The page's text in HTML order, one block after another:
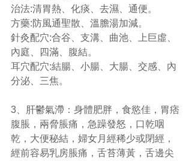
治法:清胃熱、化痰、去濕、通便。
方藥:防風通聖散、溫膽湯加減。
針灸配穴:合谷、支溝、曲池、上巨虛、
內庭、四滿、腹結。
耳穴配穴​​:結腸、小腸、大腸、交感、內
分泌、三焦。
3、肝鬱氣滯：身體肥胖，食慾佳，胃痞
腹脹，兩脅脹痛，急躁發怒，口乾咽
乾，大便秘結，婦女月經稀少或閉經，
經前容易乳房脹痛，舌苔薄黃，舌邊尖